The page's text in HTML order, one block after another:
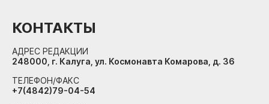
КОНТАКТЫ
АДРЕС РЕДАКЦИИ
248000, г. Калуга, ул. Космонавта Комарова, д. 36
ТЕЛЕФОН/ФАКС
+7(4842)79-04-54